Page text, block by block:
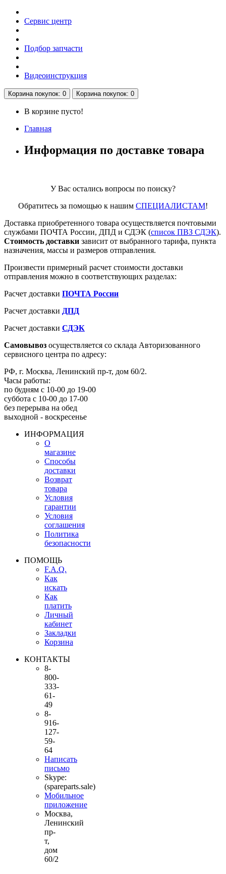
Сервис центр
Подбор запчасти
Видеоинструкция
Корзинапокупок: 0 Корзинапокупок: 0
В корзине пусто!
Главная
Информация по доставке товара
У Вас остались вопросы по поиску?
Обратитесь за помощью к нашим СПЕЦИАЛИСТАМ!
Доставка приобретенного товара осуществляется почтовыми
службами ПОЧТА России, ДПД и СДЭК (список ПВЗ СДЭК).
Стоимость доставки зависит от выбранного тарифа, пункта
назначения, массы и размеров отправления.
Произвести примерный расчет стоимости доставки
отправления можно в соответствующих разделах:
Расчет доставки ПОЧТА России
Расчет доставки ДПД
Расчет доставки СДЭК
Самовывоз осуществляется со склада Авторизованного
сервисного центра по адресу:
РФ, г. Москва, Ленинский пр-т, дом 60/2.
Часы работы:
по будням с 10-00 до 19-00
суббота с 10-00 до 17-00
без перерыва на обед
выходной - воскресенье
ИНФОРМАЦИЯ
О
магазине
Способы
доставки
Возврат
товара
Условия
гарантии
Условия
соглашения
Политика
безопасности
ПОМОЩЬ
F.A.Q.
Как
искать
Как
платить
Личный
кабинет
Закладки
Корзина
КОНТАКТЫ
8-
800-
333-
61-
49
8-
916-
127-
59-
64
Написать
письмо
Skype:
(spareparts.sale)
Мобильное
приложение
Москва,
Ленинский
пр-
т,
дом
60/2